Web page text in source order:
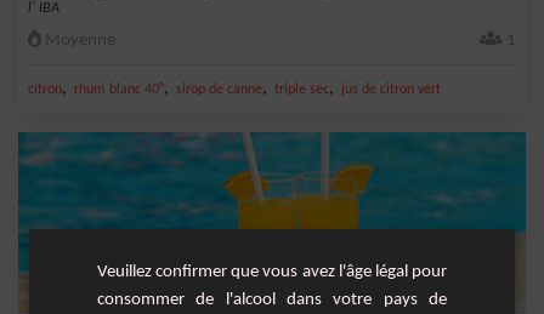
l' IBA
Moyenne 1
citron, rhum blanc 40°, sirop de canne, triple sec, jus de citron vert
Veuillez confirmer que vous avez l'âge légal pour
consommer de l'alcool dans votre pays de